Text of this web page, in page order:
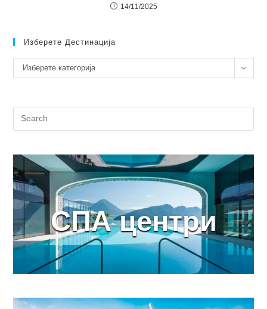
14/11/2025
Изберете Дестинација
Изберете
дестинација
Изберете категорија
СПА центри